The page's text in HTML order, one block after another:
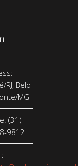
RJ, Belo
MG
(31)
9812